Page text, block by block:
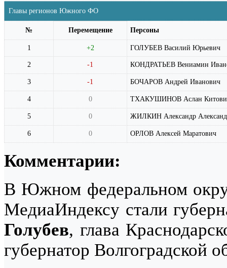
Главы регионов Южного ФО
№ Перемещение Персоны
1 +2 ГОЛУБЕВ Василий Юрьевич
2 -1 КОНДРАТЬЕВ Вениамин
3 -1 БОЧАРОВ Андрей Иванович
4 0 ТХАКУШИНОВ Аслан
5 0 ЖИЛКИН Александр
6 0 ОРЛОВ Алексей Маратович
Комментарии:
В Южном федеральном
МедиаИндексу стали
Голубев, глава
губернатор Волгоградской